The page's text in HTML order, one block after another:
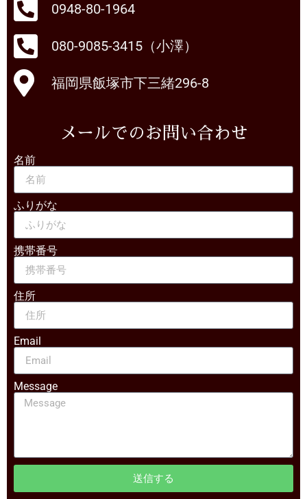
0948-80-1964
080-9085-3415（小澤）
福岡県飯塚市下三緒296-8
メールでのお問い合わせ
名前
ふりがな
携帯番号
住所
Email
Message
送信する